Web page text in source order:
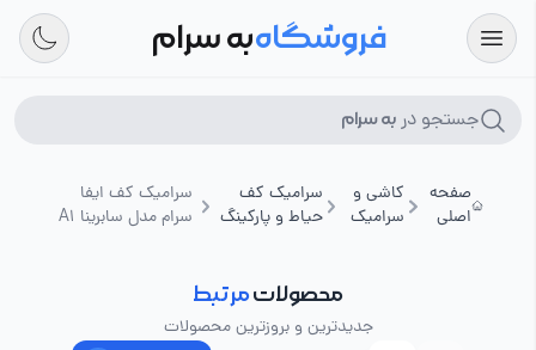
فروشگاهبه سرام
جستجو در به سرام
صفحه
اصلی
کاشی و
سرامیک
سرامیک کف
حیاط و پارکینگ
سرامیک کف ایفا
سرام مدل سابرینا A1
محصولاتمرتبط
جدیدترین و بروزترین محصولات